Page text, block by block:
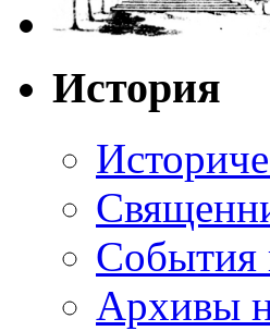
История
События
Архивы